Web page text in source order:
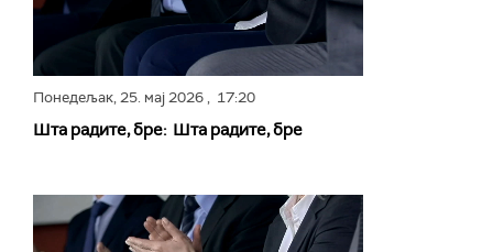
Понедељак,25. мај 2026, 17:20
Шта радите, бре: Шта радите, бре